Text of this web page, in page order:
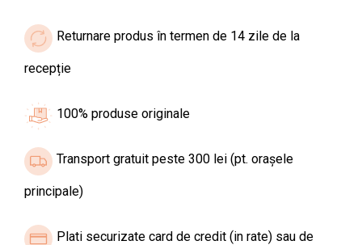
Returnare produs în termen de 14 zile de la
recepție
100% produse originale
Transport gratuit peste 300 lei (pt. orașele
principale)
Plati securizate card de credit (in rate) sau de